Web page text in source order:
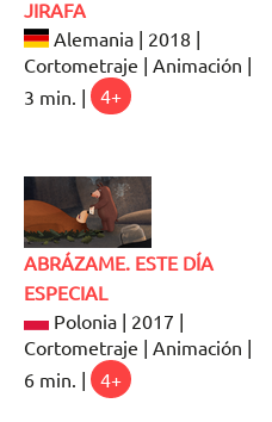
JIRAFA
Alemania | 2018 |
Cortometraje | Animación |
3 min. |
4+
ABRÁZAME. ESTE DÍA
ESPECIAL
Polonia | 2017 |
Cortometraje | Animación |
6 min. |
4+